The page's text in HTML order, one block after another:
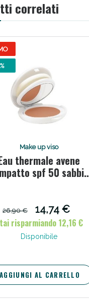
correlati
Make up viso
thermale avene
spf 50 sabbia
26,90 €
14,74 €
risparmiando 12,16 €
Disponibile
AGGIUNGI AL CARRELLO